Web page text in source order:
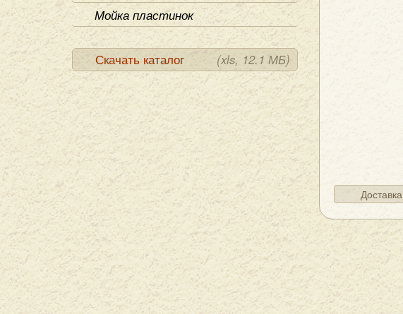
Мойка пластинок
Скачать каталог (xls, 12.1 МБ)
Доставка